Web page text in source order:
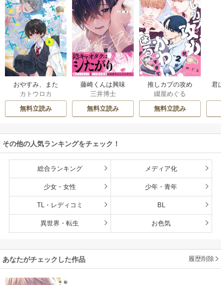
おやすみ、また
ね。ましろくん。
【電子限定漫画付
き】
カトウロカ
無料立読み
藤崎くんは興味
津々【コミックス
版】
三井博士
無料立読み
推しカプの攻め
が、かわいすぎて
困る
綴屋めぐる
無料立読み
君
その他の人気ランキングをチェック！
総合ランキング メディア化
少女・女性 少年・青年
TL・レディコミ BL
異世界・転生 お色気
あなたがチェックした作品 履歴削除